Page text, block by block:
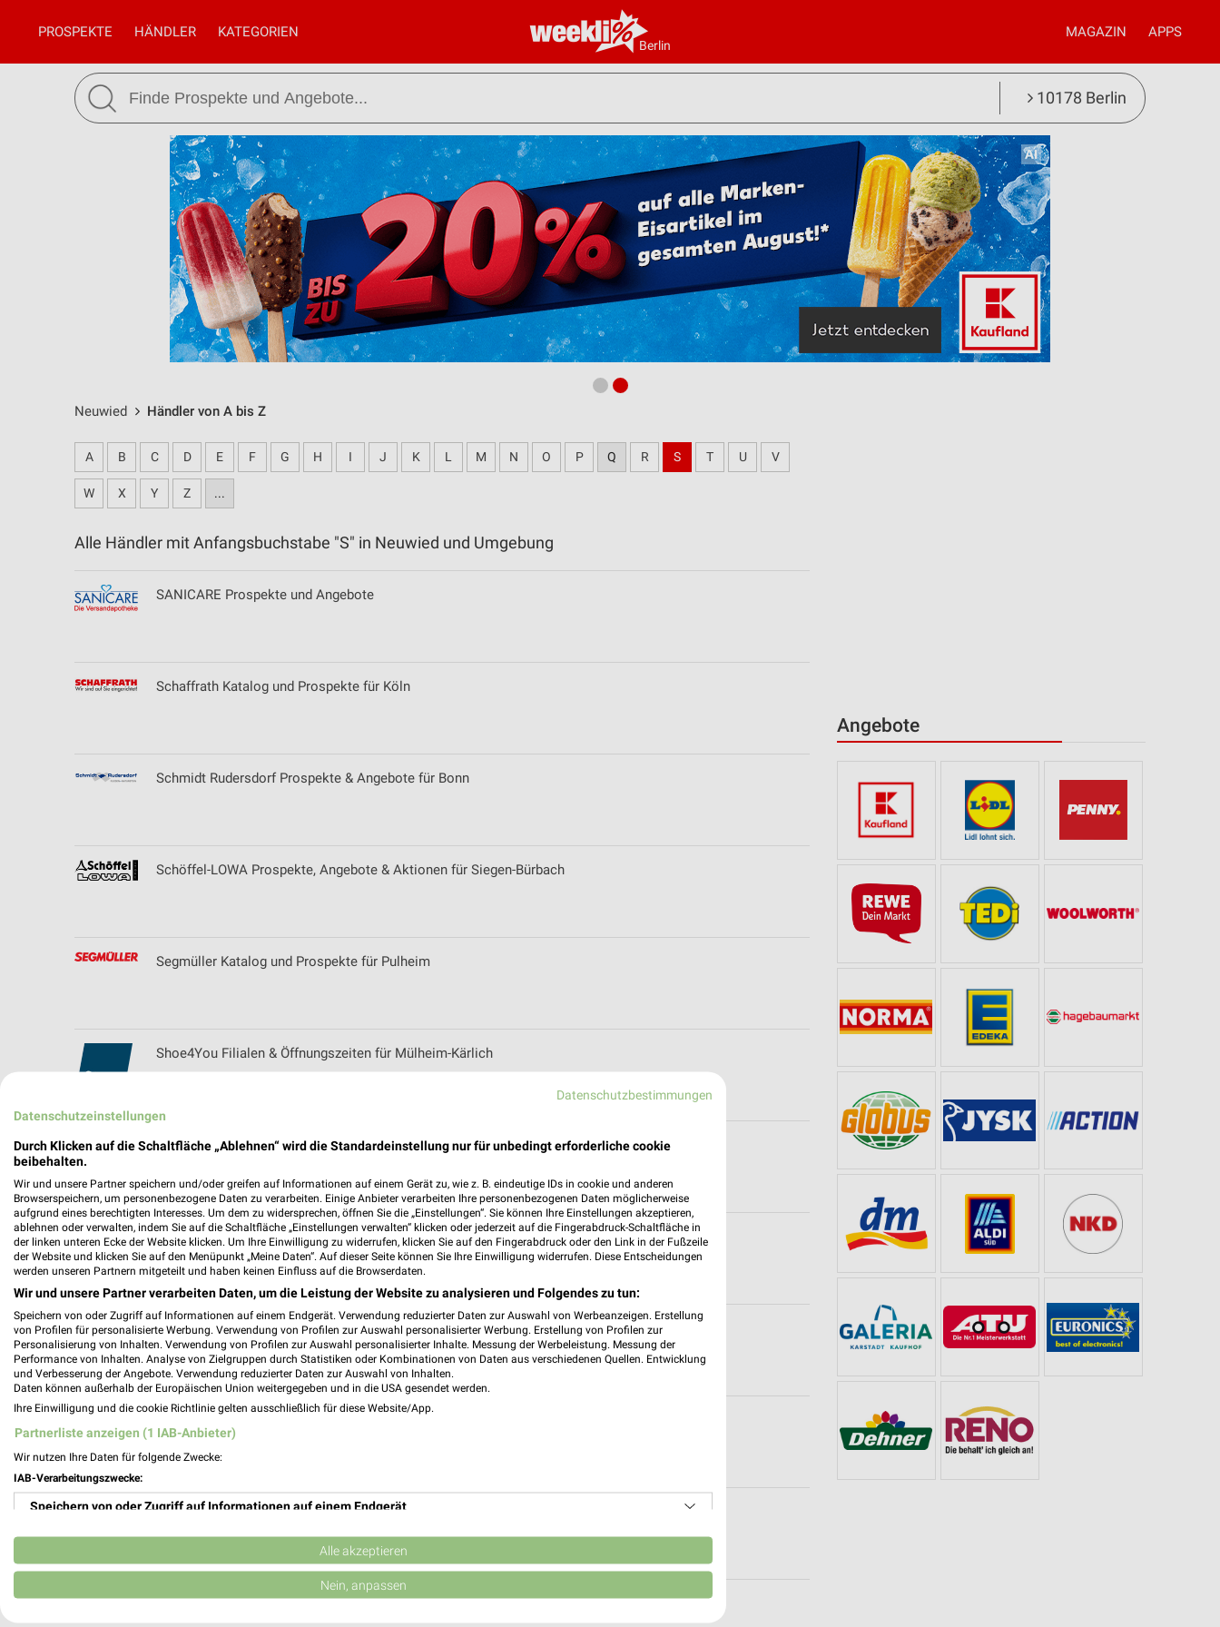
Berlin
PROSPEKTE HÄNDLER KATEGORIEN MAGAZIN APPS
10178 Berlin
Neuwied Händler von A bis Z
Angebote
A B C D E F G H I J K L M N O P Q R S T U V
W X Y Z ...
Alle Händler mit Anfangsbuchstabe "S" in Neuwied und Umgebung
SANICARE Prospekte und Angebote
Schaffrath Katalog und Prospekte für Köln
Schmidt Rudersdorf Prospekte & Angebote für Bonn
Schöffel-LOWA Prospekte, Angebote & Aktionen für Siegen-Bürbach
Segmüller Katalog und Prospekte für Pulheim
Shoe4You Filialen & Öffnungszeiten für Mülheim-Kärlich
SIEMES Schuhcenter - aktueller Online Prospekt für Neuwied
Skywalker Sports GmbH Filialen & Öffnungszeiten
Sonderpreis Baumarkt Prospekte & Angebote für Bad Neuenahr-Ahrweiler
Sport 2000 Prospekte, Angebote & Aktionen
Sportpark Leverkusen Prospekte, Angebote & Aktionen für Leverkusen
SportScheck Prospekte, Angebote & Aktionen für Koeln
Datenschutzbestimmungen
Datenschutzeinstellungen
Durch Klicken auf die Schaltfläche „Ablehnen“ wird die Standardeinstellung nur für unbedingt erforderliche cookie
beibehalten.
Wir und unsere Partner speichern und/oder greifen auf Informationen auf einem Gerät zu, wie z. B. eindeutige IDs in cookie und anderen
Browserspeichern, um personenbezogene Daten zu verarbeiten. Einige Anbieter verarbeiten Ihre personenbezogenen Daten möglicherweise
aufgrund eines berechtigten Interesses. Um dem zu widersprechen, öffnen Sie die „Einstellungen“. Sie können Ihre Einstellungen akzeptieren,
ablehnen oder verwalten, indem Sie auf die Schaltfläche „Einstellungen verwalten“ klicken oder jederzeit auf die Fingerabdruck-Schaltfläche in
der linken unteren Ecke der Website klicken. Um Ihre Einwilligung zu widerrufen, klicken Sie auf den Fingerabdruck oder den Link in der Fußzeile
der Website und klicken Sie auf den Menüpunkt „Meine Daten“. Auf dieser Seite können Sie Ihre Einwilligung widerrufen. Diese Entscheidungen
werden unseren Partnern mitgeteilt und haben keinen Einfluss auf die Browserdaten.
Wir und unsere Partner verarbeiten Daten, um die Leistung der Website zu analysieren und Folgendes zu tun:
Speichern von oder Zugriff auf Informationen auf einem Endgerät. Verwendung reduzierter Daten zur Auswahl von Werbeanzeigen. Erstellung
von Profilen für personalisierte Werbung. Verwendung von Profilen zur Auswahl personalisierter Werbung. Erstellung von Profilen zur
Personalisierung von Inhalten. Verwendung von Profilen zur Auswahl personalisierter Inhalte. Messung der Werbeleistung. Messung der
Performance von Inhalten. Analyse von Zielgruppen durch Statistiken oder Kombinationen von Daten aus verschiedenen Quellen. Entwicklung
und Verbesserung der Angebote. Verwendung reduzierter Daten zur Auswahl von Inhalten.
Daten können außerhalb der Europäischen Union weitergegeben und in die USA gesendet werden.
Ihre Einwilligung und die cookie Richtlinie gelten ausschließlich für diese Website/App.
Partnerliste anzeigen (1 IAB-Anbieter)
Wir nutzen Ihre Daten für folgende Zwecke:
IAB-Verarbeitungszwecke:
Speichern von oder Zugriff auf Informationen auf einem Endgerät
Verwendung reduzierter Daten zur Auswahl von Werbeanzeigen
Erstellung von Profilen für personalisierte Werbung
Alle akzeptieren
Nein, anpassen